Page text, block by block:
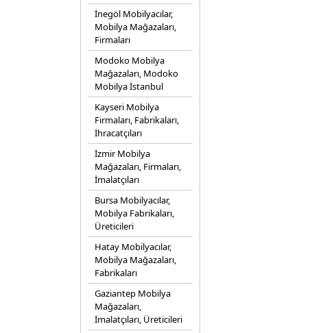
İnegöl Mobilyacılar,
Mobilya Mağazaları,
Firmaları
Modoko Mobilya
Mağazaları, Modoko
Mobilya İstanbul
Kayseri Mobilya
Firmaları, Fabrikaları,
İhracatçıları
İzmir Mobilya
Mağazaları, Firmaları,
İmalatçıları
Bursa Mobilyacılar,
Mobilya Fabrikaları,
Üreticileri
Hatay Mobilyacılar,
Mobilya Mağazaları,
Fabrikaları
Gaziantep Mobilya
Mağazaları,
İmalatçıları, Üreticileri